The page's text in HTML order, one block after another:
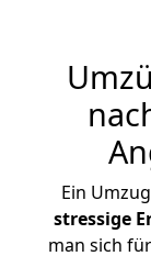
Ein
stressige
man sich